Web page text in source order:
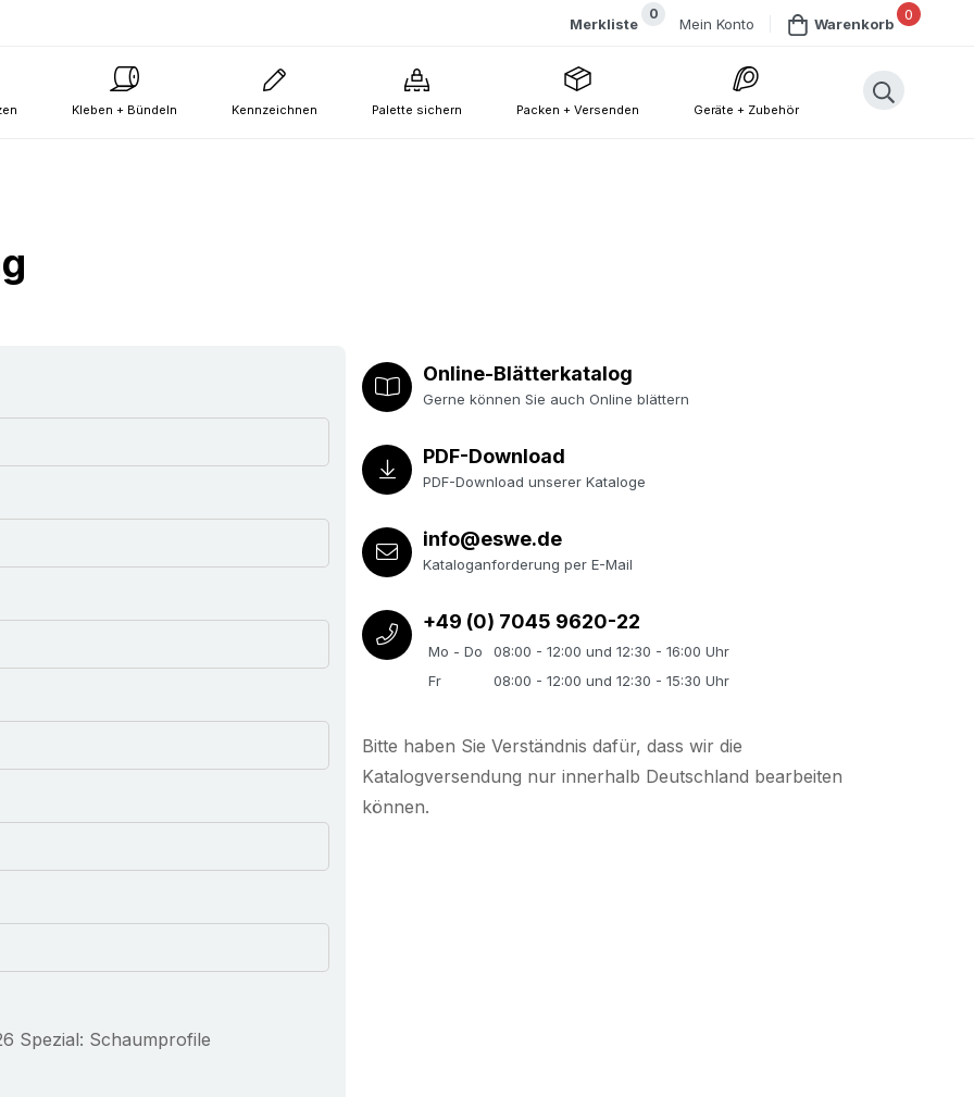
0
Merkliste Mein Konto
0
Warenkorb
Kleben + Bündeln Kennzeichnen Palette sichern Packen + Versenden Geräte + Zubehör
Spezial: Schaumprofile
Online-Blätterkatalog
Gerne können Sie auch Online blättern
PDF-Download
PDF-Download unserer Kataloge
info@eswe.de
Kataloganforderung per E-Mail
+49 (0) 7045 9620-22
Mo - Do
08:00 - 12:00 und 12:30 - 16:00 Uhr
Fr
08:00 - 12:00 und 12:30 - 15:30 Uhr
Bitte haben Sie Verständnis dafür, dass wir die
Katalogversendung nur innerhalb Deutschland bearbeiten
können.